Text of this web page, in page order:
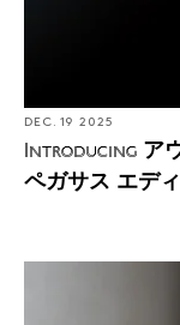
DEC. 19 2025
Introducing ア
ペガサス エデ